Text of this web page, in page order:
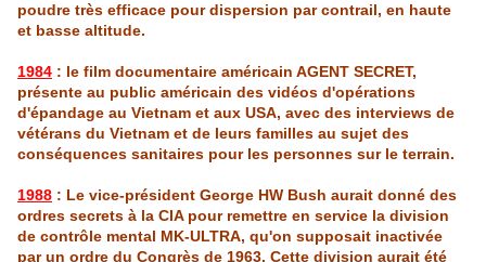
poudre très efficace pour dispersion par contrail, en haute
et basse altitude.
1984 : le film documentaire américain AGENT SECRET,
présente au public américain des vidéos d'opérations
d'épandage au Vietnam et aux USA, avec des interviews de
vétérans du Vietnam et de leurs familles au sujet des
conséquences sanitaires pour les personnes sur le terrain.
1988 : Le vice-président George HW Bush aurait donné des
ordres secrets à la CIA pour remettre en service la division
de contrôle mental MK-ULTRA, qu'on supposait inactivée
par un ordre du Congrès de 1963. Cette division aurait été